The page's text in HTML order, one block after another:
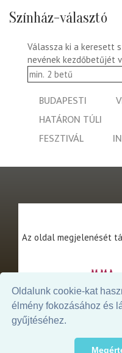
Oldalunk cookie-kat
élmény fokozásához és
gyűjtéséhez.
Színház-választó
Válassza ki a keresett
nevének kezdőbetűjét
BUDAPESTI
HATÁRON TÚLI
FESZTIVÁL
Az oldal megjelenését